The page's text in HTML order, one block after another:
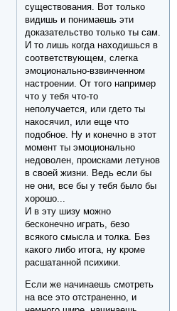
существования. Вот только
видишь и понимаешь эти
доказательство только ты сам.
И то лишь когда находишься в
соответствующем, слегка
эмоционально-взвинченном
настроении. От того например
что у тебя что-то
неполучается, или гдето ты
накосячил, или еще что
подобное. Ну и конечно в этот
момент ты эмоционально
недоволен, происками летунов
в своей жизни. Ведь если бы
не они, все бы у тебя было бы
хорошо...
И в эту шизу можно
бесконечно играть, безо
всякого смысла и толка. Без
какого либо итога, ну кроме
расшатанной психики.
Если же начинаешь смотреть
на все это отстраненно, и